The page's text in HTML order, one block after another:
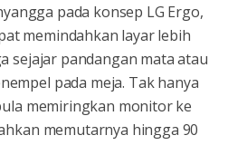
pada konsep LG Ergo,
memindahkan layar lebih
sejajar pandangan mata atau
pada meja. Tak hanya
memiringkan monitor ke
memutarnya hingga 90